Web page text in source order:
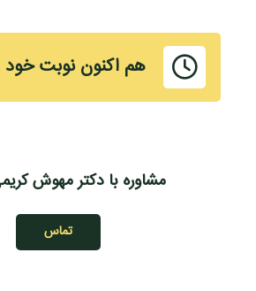
هم اکنون نوبت خود
مشاوره با دکتر مهوش
تماس